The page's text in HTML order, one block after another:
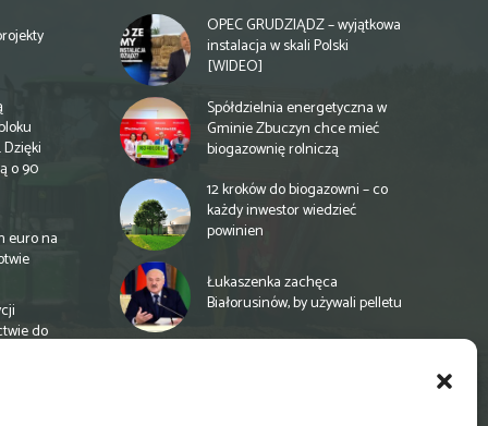
o 90
euro na
do
OPEC GRUDZIĄDZ – wyjątkowa
instalacja w skali Polski
[WIDEO]
Spółdzielnia energetyczna w
Gminie Zbuczyn chce mieć
biogazownię rolniczą
12 kroków do biogazowni – co
każdy inwestor wiedzieć
powinien
Łukaszenka zachęca
Białorusinów, by używali pelletu